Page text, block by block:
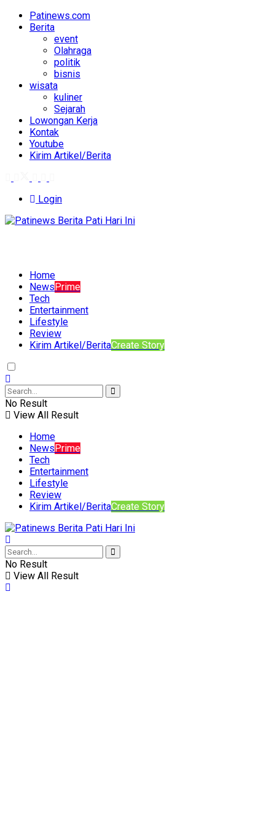
Patinews.com
Berita
event
Olahraga
politik
bisnis
wisata
kuliner
Sejarah
Lowongan Kerja
Kontak
Youtube
Kirim Artikel/Berita
Login
Home
NewsPrime
Tech
Entertainment
Lifestyle
Review
Kirim Artikel/BeritaCreate Story
No Result
View All Result
Home
NewsPrime
Tech
Entertainment
Lifestyle
Review
Kirim Artikel/BeritaCreate Story
No Result
View All Result